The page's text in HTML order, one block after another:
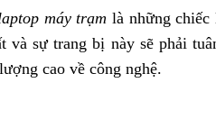
máy trạm là những chiếc
và sự trang bị này sẽ phải
cao về công nghệ.